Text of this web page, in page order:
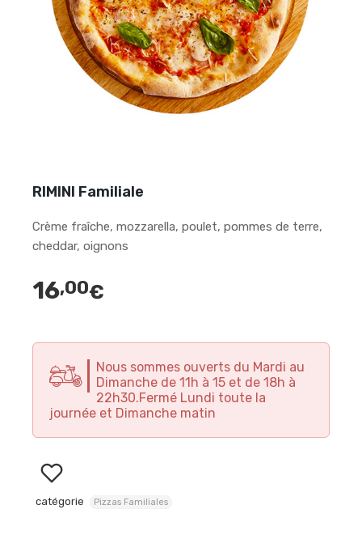
RIMINI Familiale
Crème fraîche, mozzarella, poulet, pommes de terre,
cheddar, oignons
16,00€
Nous sommes ouverts du Mardi au
Dimanche de 11h à 15 et de 18h à
22h30.Fermé Lundi toute la
journée et Dimanche matin
catégorie Pizzas Familiales